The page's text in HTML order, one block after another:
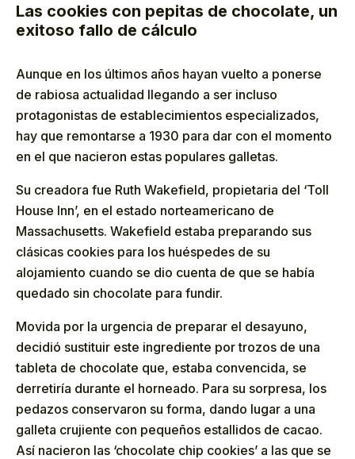
Las cookies con pepitas de chocolate, un
exitoso fallo de cálculo
Aunque en los últimos años hayan vuelto a ponerse
de rabiosa actualidad llegando a ser incluso
protagonistas de establecimientos especializados,
hay que remontarse a 1930 para dar con el momento
en el que nacieron estas populares galletas.
Su creadora fue Ruth Wakefield, propietaria del ‘Toll
House Inn’, en el estado norteamericano de
Massachusetts. Wakefield estaba preparando sus
clásicas cookies para los huéspedes de su
alojamiento cuando se dio cuenta de que se había
quedado sin chocolate para fundir.
Movida por la urgencia de preparar el desayuno,
decidió sustituir este ingrediente por trozos de una
tableta de chocolate que, estaba convencida, se
derretiría durante el horneado. Para su sorpresa, los
pedazos conservaron su forma, dando lugar a una
galleta crujiente con pequeños estallidos de cacao.
Así nacieron las ‘chocolate chip cookies’ a las que se